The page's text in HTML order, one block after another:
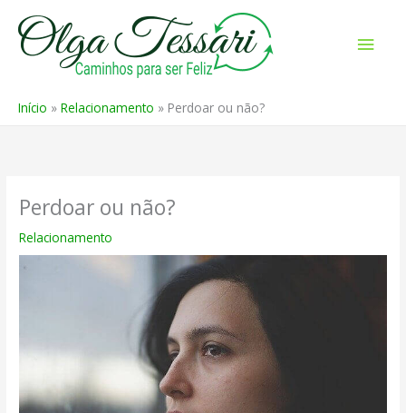
para
Início Relacionamento Perdoar ou não?
Perdoar ou não?
Relacionamento